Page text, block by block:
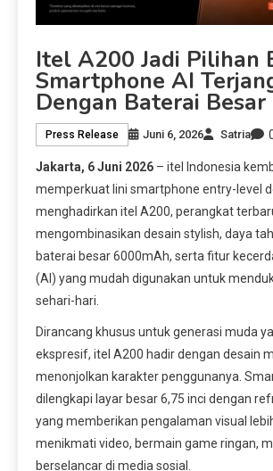
Itel A200 Jadi Pilihan
Smartphone AI
Dengan Baterai Besar
Press Release Juni 6, 2026 Satria
Jakarta, 6 Juni 2026 – itel Indonesia
memperkuat lini smartphone entry-level
menghadirkan itel A200, perangkat
mengombinasikan desain stylish, daya
baterai besar 6000mAh, serta fitur
(AI) yang mudah digunakan untuk
sehari-hari.
Dirancang khusus untuk generasi muda
ekspresif, itel A200 hadir dengan desain
menonjolkan karakter penggunanya.
dilengkapi layar besar 6,75 inci dengan
yang memberikan pengalaman visual
menikmati video, bermain game ringan,
berselancar di media sosial.